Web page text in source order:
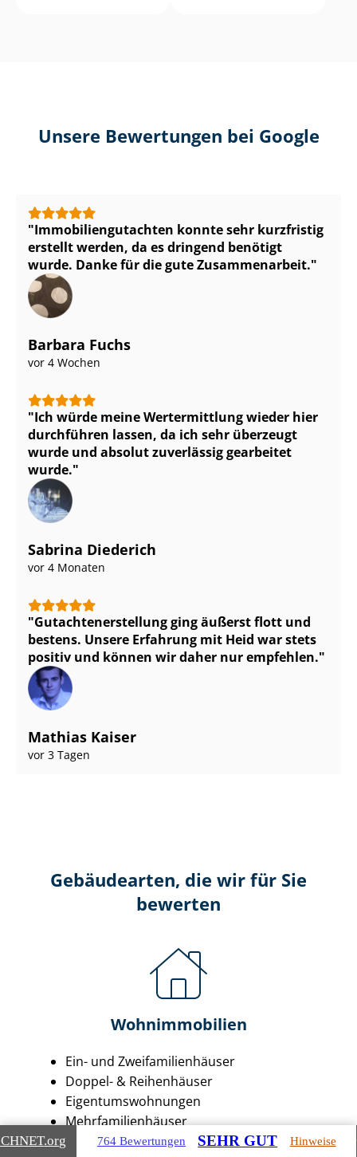
Unsere Bewertungen bei Google
Im­mo­bi­li­en­gut­ach­ten konnte sehr kurzfristig
erstellt werden, da es dringend benötigt
wurde. Danke für die gute Zusammenarbeit.
Barbara Fuchs
vor 4 Wochen
Ich würde meine Wertermittlung wieder hier
durchführen lassen, da ich sehr überzeugt
wurde und absolut zuverlässig gearbeitet
wurde.
Sabrina Diederich
vor 4 Monaten
Gut­ach­ten­er­stel­lung ging äußerst flott und
bestens. Unsere Erfahrung mit Heid war stets
positiv und können wir daher nur empfehlen.
Mathias Kaiser
vor 3 Tagen
Gebäudearten, die wir für Sie
bewerten
Wohnimmobilien
Ein- und Zwei­fa­mi­li­en­häu­ser
Doppel- & Reihenhäuser
Ei­gen­tums­woh­nun­gen
Mehr­fa­mi­li­en­häu­ser
Wohn- & Geschäftshäuser
.org 764 Bewertungen SEHR GUT Hinweise